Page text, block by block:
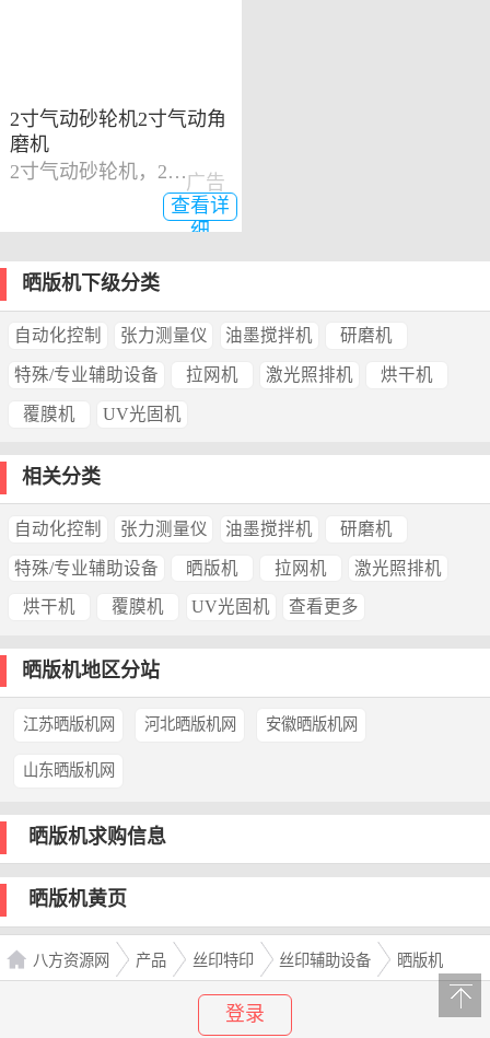
2寸气动砂轮机2寸气动角
磨机
2寸气动砂轮机，2寸气动角磨机
查看详
细
广告
晒版机下级分类
自动化控制 张力测量仪 油墨搅拌机 研磨机
特殊/专业辅助设备 拉网机 激光照排机 烘干机
覆膜机 UV光固机
相关分类
自动化控制 张力测量仪 油墨搅拌机 研磨机
特殊/专业辅助设备 晒版机 拉网机 激光照排机
烘干机 覆膜机 UV光固机 查看更多
晒版机地区分站
江苏晒版机网 河北晒版机网 安徽晒版机网
山东晒版机网
晒版机求购信息
晒版机黄页
八方资源网 产品 丝印特印 丝印辅助设备 晒版机
登录